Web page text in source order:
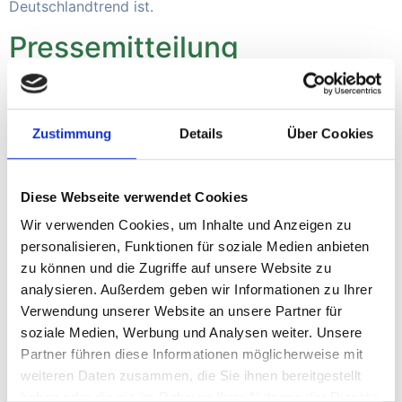
Zustimmung Details Über Cookies
Diese Webseite verwendet Cookies
Wir verwenden Cookies, um Inhalte und Anzeigen zu
personalisieren, Funktionen für soziale Medien anbieten
zu können und die Zugriffe auf unsere Website zu
analysieren. Außerdem geben wir Informationen zu Ihrer
Verwendung unserer Website an unsere Partner für
soziale Medien, Werbung und Analysen weiter. Unsere
Partner führen diese Informationen möglicherweise mit
weiteren Daten zusammen, die Sie ihnen bereitgestellt
Deutschlandtrend ist.
Pressemitteilung
19.08.2024
Erfolgreiche Revision des zentralen Heizkessels im Werk
Informationsblatt
Wärmenetz Reit im Winkl
Wärmenetz der Gemeinde Reit im Winkl
Energiebilanz 2023